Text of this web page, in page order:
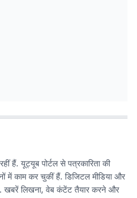
हैं. यूट्यूब पोर्टल से पत्रकारिता की
में काम कर चुकीं हैं. डिजिटल मीडिया और
खबरें लिखना, वेब कंटेंट तैयार करने और